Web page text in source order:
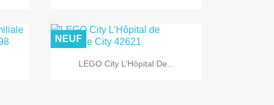
 Aperçu rapide
LEGO City L’Hôpital De...
NEUF